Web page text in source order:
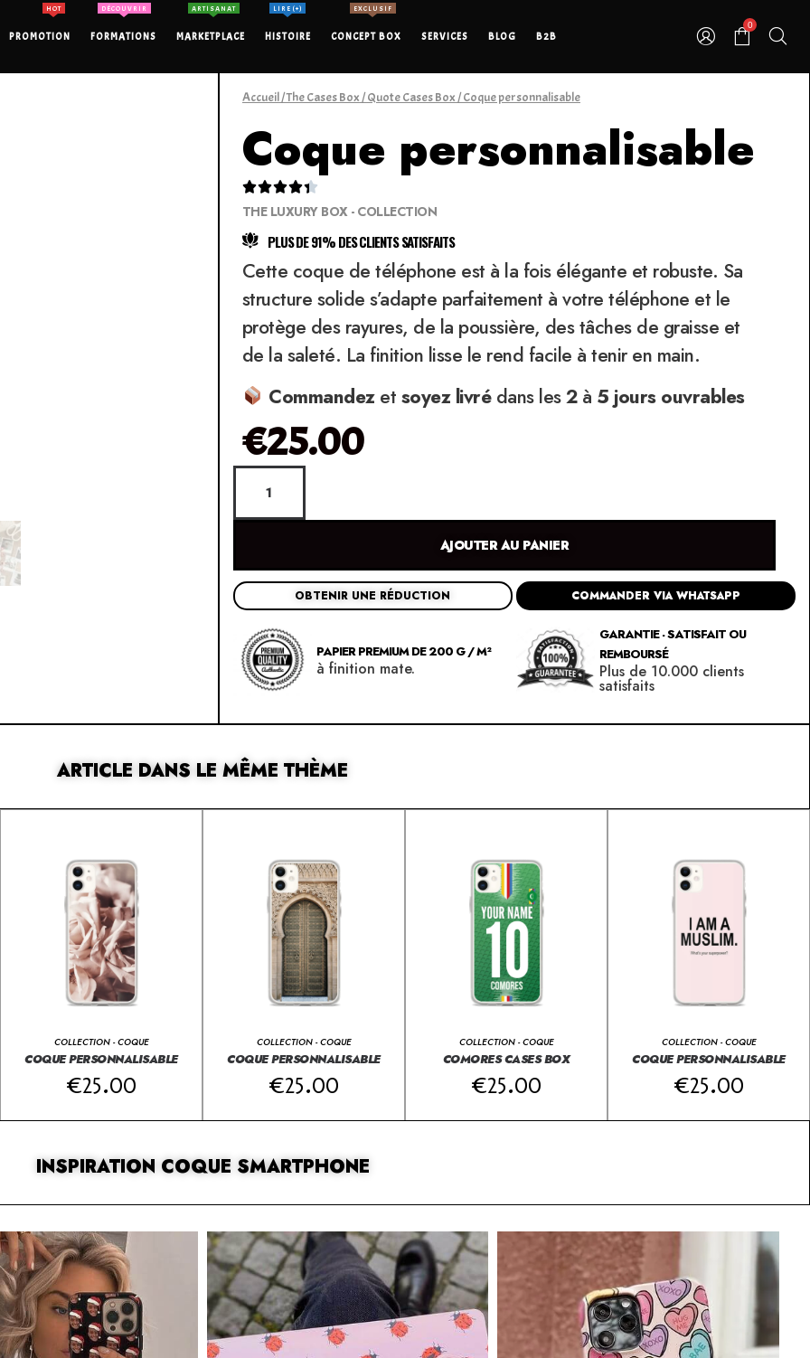
PROMOTION
HOT
FORMATIONS
DÉCOUVRIR
MARKETPLACE
ARTISANAT
HISTOIRE
LIRE (+)
CONCEPT BOX
EXCLUSIF
SERVICES BLOG B2B
0
Accueil/The Cases Box/Quote Cases Box/ Coque personnalisable
Coque personnalisable

THE LUXURY BOX - COLLECTION
PLUS DE 91% DES CLIENTS SATISFAITS
Cette coque de téléphone est à la fois élégante et robuste. Sa
structure solide s’adapte parfaitement à votre téléphone et le
protège des rayures, de la poussière, des tâches de graisse et
de la saleté. La finition lisse le rend facile à tenir en main.
Commandez et soyez livré dans les2 à 5 jours ouvrables
€25.00
AJOUTER AU PANIER
OBTENIR UNE RÉDUCTION COMMANDER VIA WHATSAPP
PAPIER PREMIUM DE 200 G / M²
à finition mate.
GARANTIE - SATISFAIT OU
REMBOURSÉ
Plus de 10.000 clients
satisfaits
ARTICLE DANS LE MÊME THÈME
COLLECTION - COQUE
COQUE PERSONNALISABLE
€25.00
COLLECTION - COQUE
COQUE PERSONNALISABLE
€25.00
COLLECTION - COQUE
COMORES CASES BOX
€25.00
COLLECTION - COQUE
COQUE PERSONNALISABLE
€25.00
INSPIRATION COQUE SMARTPHONE